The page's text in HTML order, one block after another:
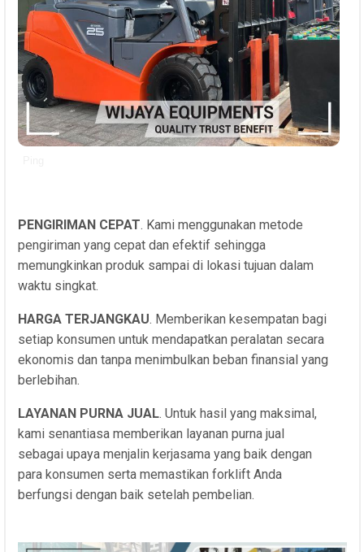
PENGIRIMAN CEPAT. Kami menggunakan metode
pengiriman yang cepat dan efektif sehingga
memungkinkan produk sampai di lokasi tujuan dalam
waktu singkat.
HARGA TERJANGKAU. Memberikan kesempatan bagi
setiap konsumen untuk mendapatkan peralatan secara
ekonomis dan tanpa menimbulkan beban finansial yang
berlebihan.
LAYANAN PURNA JUAL. Untuk hasil yang maksimal,
kami senantiasa memberikan layanan purna jual
sebagai upaya menjalin kerjasama yang baik dengan
para konsumen serta memastikan forklift Anda
berfungsi dengan baik setelah pembelian.